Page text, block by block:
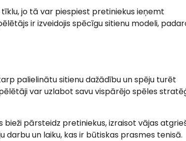
jo tā var piespiest pretiniekus ieņemt
ir izveidojis spēcīgu sitienu modeli,
palielinātu sitienu dažādību un spēju turēt
var uzlabot savu vispārējo spēles
pārsteidz pretiniekus, izraisot vājas
un laiku, kas ir būtiskas prasmes tenisā.